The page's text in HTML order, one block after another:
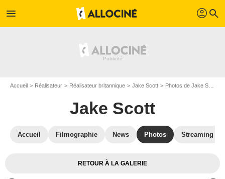
menu profil search
Accueil Réalisateur Réalisateur britannique Jake Scott Photos de Jake Scott
Jake Scott
Accueil Filmographie News Photos Streaming
RETOUR À LA GALERIE